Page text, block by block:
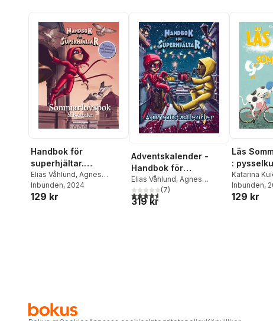
Handbok för
superhjältar.
Sommarlovsbok :
silverpilen
Elias Våhlund, Agnes
Våhlund
Inbunden, 2024
129 kr
Adventskalender -
Handbok för
superhjältar : Jul i
Rosenhill
Elias Våhlund, Agnes
Våhlund
4,6utav 5 stjärnor. Totalt antal röster:
(7)
319 kr
Läs
:
för hela
Katarina
Inbunden,
129 kr